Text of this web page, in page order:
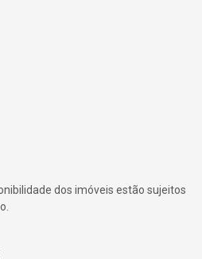
dos imóveis estão sujeitos